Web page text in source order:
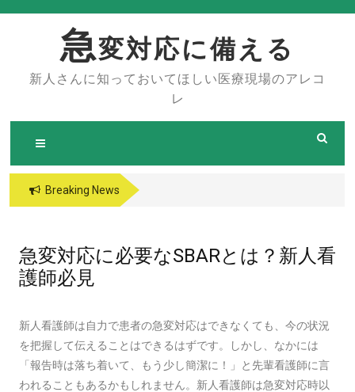
急変対応に備える
新人さんに知っておいてほしい医療現場のアレコ
レ
Breaking News
急変対応に必要なSBARとは？新人看
護師必見
新人看護師は自力で患者の急変対応はできなくても、今の状況
を把握して伝えることはできるはずです。しかし、なかには
「報告時は落ち着いて、もう少し簡潔に！」と先輩看護師に言
われることもあるかもしれません。新人看護師は急変対応時以